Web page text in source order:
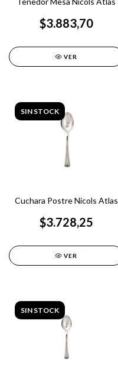
$3.883,70
VER
SIN STOCK
Cuchara Postre Nicols Atlas
$3.728,25
VER
SIN STOCK